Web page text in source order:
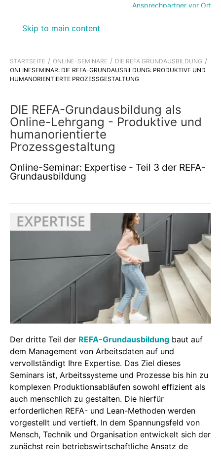
Skip to main content
Ansprechpartner vor Ort
STARTSEITE ONLINE-SEMINARE
DIE REFA GRUNDAUSBILDUNG
ONLINESEMINAR: DIE REFA-GRUNDAUSBILDUNG: PRODUKTIVE UND
HUMANORIENTIERTE PROZESSGESTALTUNG
DIE REFA-Grundausbildung als
Online-Lehrgang - Produktive und
humanorientierte
Prozessgestaltung
Online-Seminar: Expertise - Teil 3 der REFA-
Grundausbildung
Der dritte Teil der REFA-Grundausbildung baut auf
dem Management von Arbeitsdaten auf und
vervollständigt Ihre Expertise. Das Ziel dieses
Seminars ist, Arbeitssysteme und Prozesse bis hin zu
komplexen Produktionsabläufen sowohl effizient als
auch menschlich zu gestalten. Die hierfür
erforderlichen REFA- und Lean-Methoden werden
vorgestellt und vertieft. In dem Spannungsfeld von
Mensch, Technik und Organisation entwickelt sich der
zunächst rein betriebswirtschaftliche Ansatz de